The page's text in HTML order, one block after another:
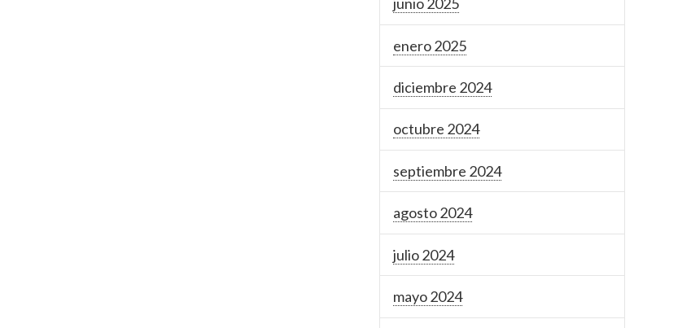
enero 2025
diciembre 2024
octubre 2024
septiembre 2024
agosto 2024
julio 2024
mayo 2024